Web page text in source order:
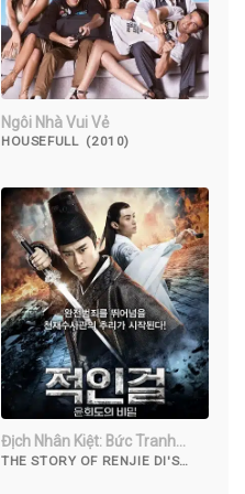
Ngôi Nhà Vui Vẻ
HOUSEFULL (2010)
Địch Nhân Kiệt: Bức Tranh
Luân Hồi
THE STORY OF RENJIE DI'S